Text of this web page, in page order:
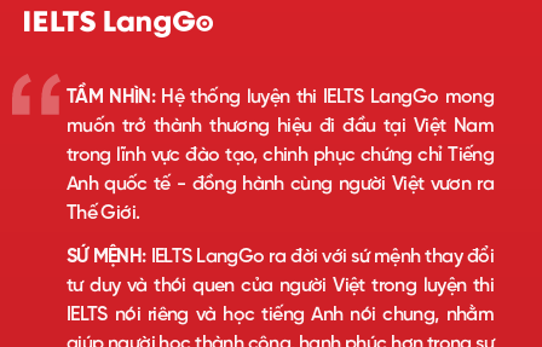
TẦM NHÌN:Hệ thống luyện thi IELTS LangGo mong
muốn trở thành thương hiệu đi đầu tại Việt Nam
trong lĩnh vực đào tạo, chinh phục chứng chỉ Tiếng
Anh quốc tế - đồng hành cùng người Việt vươn ra
Thế Giới.
SỨ MỆNH:IELTS LangGo ra đời với sứ mệnh thay đổi
tư duy và thói quen của người Việt trong luyện thi
IELTS nói riêng và học tiếng Anh nói chung, nhằm